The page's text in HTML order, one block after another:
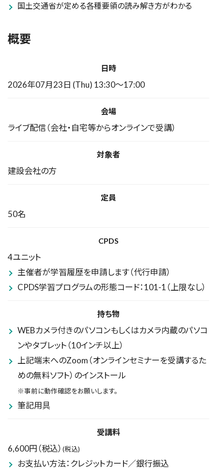
国土交通省が定める各種要領の読み解き方がわかる
概要
日時
2026年07月23日 (Thu) 13:30〜17:00
会場
ライブ配信（会社・自宅等からオンラインで受講）
対象者
建設会社の方
定員
50名
CPDS
4ユニット
主催者が学習履歴を申請します（代行申請）
CPDS学習プログラムの形態コード：101-1（上限なし）
持ち物
WEBカメラ付きのパソコンもしくはカメラ内蔵のパソコ
ンやタブレット（10インチ以上）
上記端末へのZoom（オンラインセミナーを受講するた
めの無料ソフト）のインストール
※事前に動作確認をお願いします。
筆記用具
受講料
6,600円（税込） (税込)
お支払い方法：クレジットカード／銀行振込